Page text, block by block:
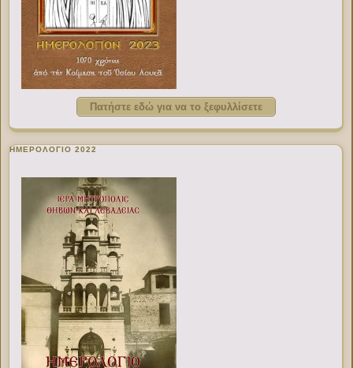
Πατήστε εδώ για να το ξεφυλλίσετε
ΗΜΕΡΟΛΟΓΙΟ 2022